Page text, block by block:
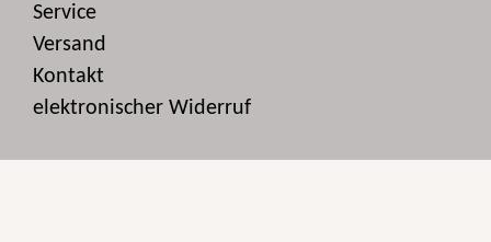
Service
Versand
Kontakt
elektronischer Widerruf